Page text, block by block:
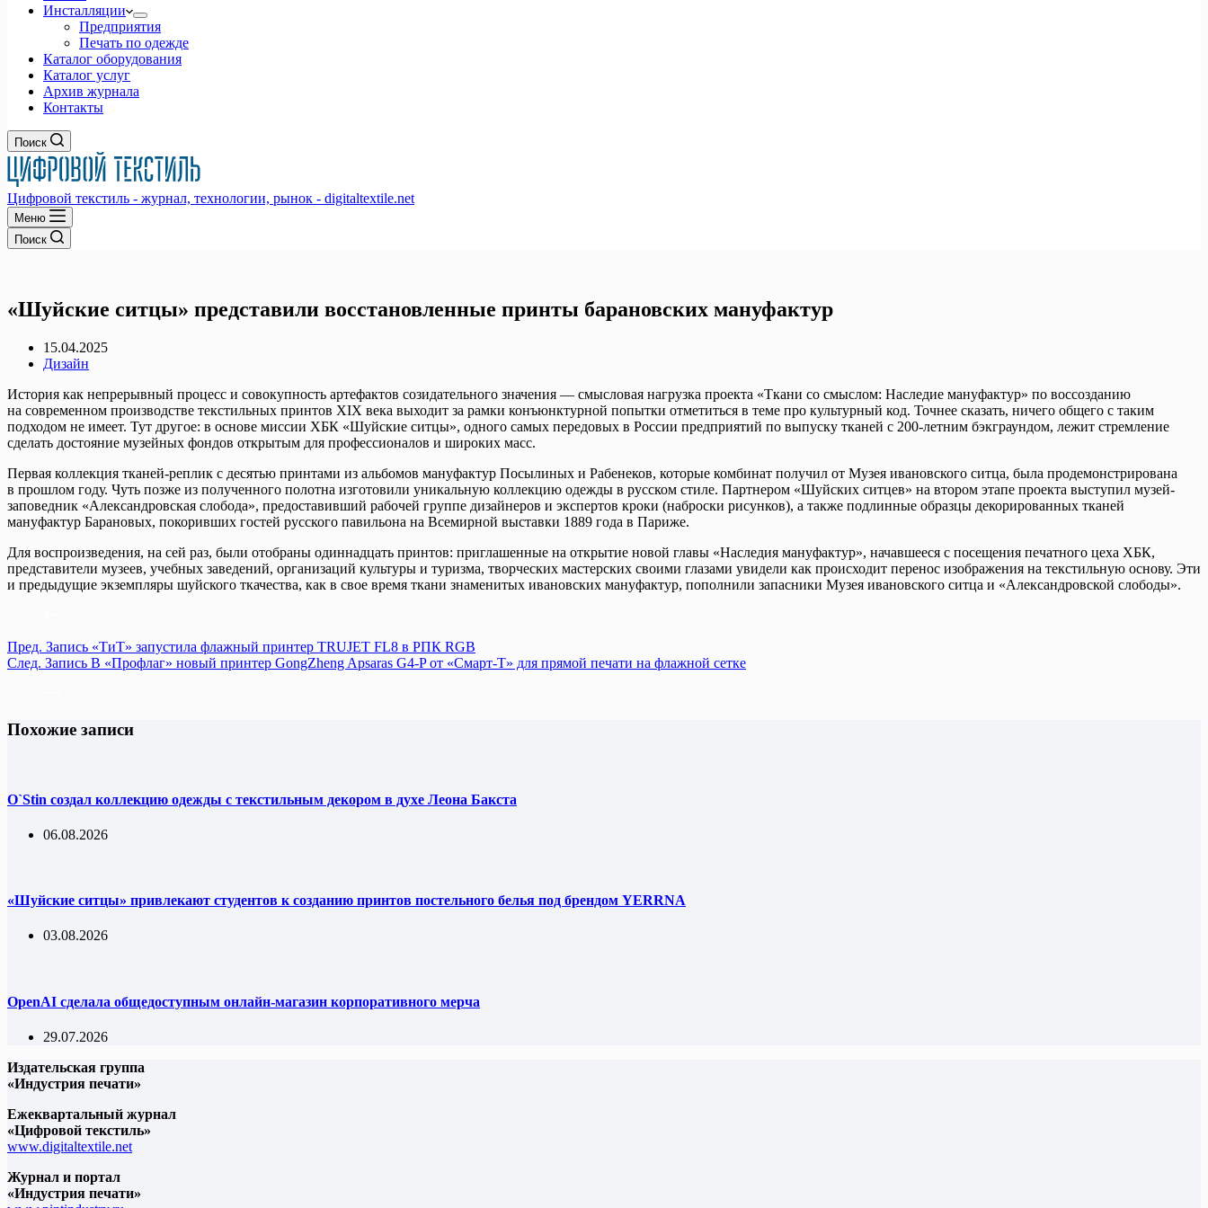
Инсталляции
Предприятия
Печать по одежде
Каталог оборудования
Каталог услуг
Архив журнала
Контакты
Поиск
Цифровой текстиль - журнал, технологии, рынок - digitaltextile.net
Меню
Поиск
«Шуйские ситцы» представили восстановленные принты барановских мануфактур
15.04.2025
Дизайн
История как непрерывный процесс и совокупность артефактов созидательного значения — смысловая нагрузка проекта «Ткани со смыслом: Наследие мануфактур» по воссозданию
на современном производстве текстильных принтов XIX века выходит за рамки конъюнктурной попытки отметиться в теме про культурный код. Точнее сказать, ничего общего с таким
подходом не имеет. Тут другое: в основе миссии ХБК «Шуйские ситцы», одного самых передовых в России предприятий по выпуску тканей с 200-летним бэкграундом, лежит стремление
сделать достояние музейных фондов открытым для профессионалов и широких масс.
Первая коллекция тканей-реплик с десятью принтами из альбомов мануфактур Посылиных и Рабенеков, которые комбинат получил от Музея ивановского ситца, была продемонстрирована
в прошлом году. Чуть позже из полученного полотна изготовили уникальную коллекцию одежды в русском стиле. Партнером «Шуйских ситцев» на втором этапе проекта выступил музей-
заповедник «Александровская слобода», предоставивший рабочей группе дизайнеров и экспертов кроки (наброски рисунков), а также подлинные образцы декорированных тканей
мануфактур Барановых, покоривших гостей русского павильона на Всемирной выставки 1889 года в Париже.
Для воспроизведения, на сей раз, были отобраны одиннадцать принтов: приглашенные на открытие новой главы «Наследия мануфактур», начавшееся с посещения печатного цеха ХБК,
представители музеев, учебных заведений, организаций культуры и туризма, творческих мастерских своими глазами увидели как происходит перенос изображения на текстильную основу. Эти
и предыдущие экземпляры шуйского ткачества, как в свое время ткани знаменитых ивановских мануфактур, пополнили запасники Музея ивановского ситца и «Александровской слободы».
Пред. Запись «ТиТ» запустила флажный принтер TRUJET FL8 в РПК RGB
След. Запись В «Профлаг» новый принтер GongZheng Apsaras G4-P от «Смарт-Т» для прямой печати на флажной сетке
Похожие записи
O`Stin создал коллекцию одежды с текстильным декором в духе Леона Бакста
06.08.2026
«Шуйские ситцы» привлекают студентов к созданию принтов постельного белья под брендом YERRNA
03.08.2026
OpenAI сделала общедоступным онлайн-магазин корпоративного мерча
29.07.2026
Издательская группа
«Индустрия печати»
Ежеквартальный журнал
«Цифровой текстиль»
www.digitaltextile.net
Журнал и портал
«Индустрия печати»